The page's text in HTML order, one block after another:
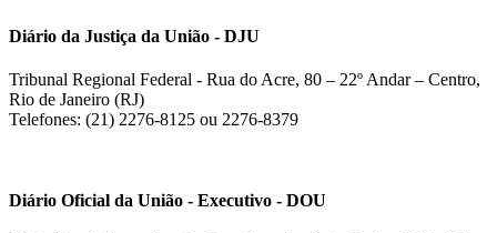
Diário da Justiça da União - DJU
Tribunal Regional Federal - Rua do Acre, 80 – 22º Andar – Centro,
Rio de Janeiro (RJ)
Telefones: (21) 2276-8125 ou 2276-8379
Diário Oficial da União - Executivo - DOU